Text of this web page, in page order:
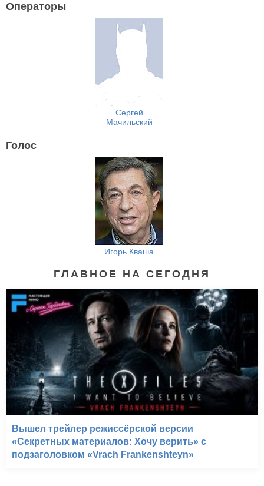
Операторы
Сергей
Мачильский
Голос
Игорь Кваша
ГЛАВНОЕ НА СЕГОДНЯ
Вышел трейлер режиссёрской версии
«Секретных материалов: Хочу верить» с
подзаголовком «Vrach Frankenshteyn»